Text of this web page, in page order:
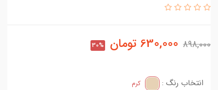
898,000
630,000 تومان 30%
انتخاب رنگ : کرم